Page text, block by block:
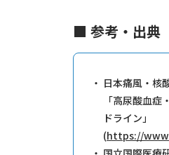
■ 参考・出典
日本痛風・核
「高尿酸血症
ドライン」
(https://